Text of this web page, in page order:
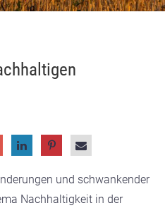
und schwankender
Nachhaltigkeit in der